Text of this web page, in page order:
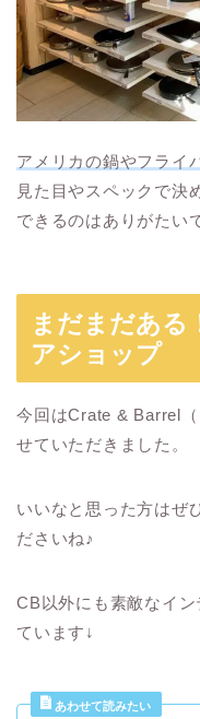
アメリカの鍋やフライ
見た目やスペックで決
できるのはありがたい
まだまだある
アショップ
今回はCrate & Barrel
せていただきました。
いいなと思った方はぜ
ださいね♪
CB以外にも素敵なイ
ています↓